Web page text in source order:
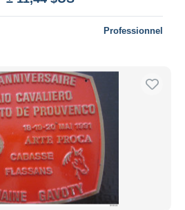
Professionnel